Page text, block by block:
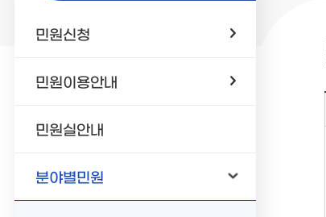
민원신청
민원이용안내
민원실안내
분야별민원